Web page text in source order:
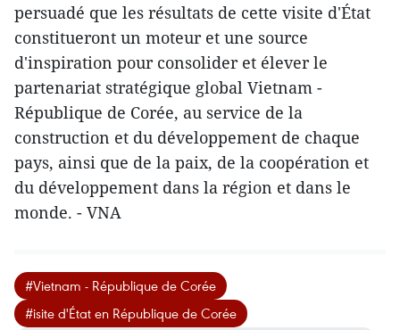
persuadé que les résultats de cette visite d'État
constitueront un moteur et une source
d'inspiration pour consolider et élever le
partenariat stratégique global Vietnam -
République de Corée, au service de la
construction et du développement de chaque
pays, ainsi que de la paix, de la coopération et
du développement dans la région et dans le
monde. - VNA
#Vietnam - République de Corée
#isite d'État en République de Corée